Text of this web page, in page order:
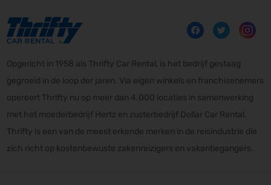
Opgericht in 1958 als Thrifty Car Rental, is het bedrijf gestaag
gegroeid in de loop der jaren. Via eigen winkels en franchisenemers
opereert Thrifty nu op meer dan 4.000 locaties in samenwerking
met het moederbedrijf Hertz en zusterbedrijf Dollar Car Rental.
Thrifty is een van de meest erkende merken in de reisindustrie die
zich richt op kostenbewuste zakenreizigers en vakantiegangers.